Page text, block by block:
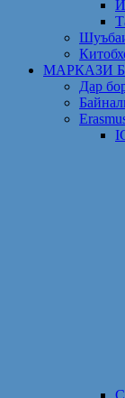
МАРКАЗИ
Дар